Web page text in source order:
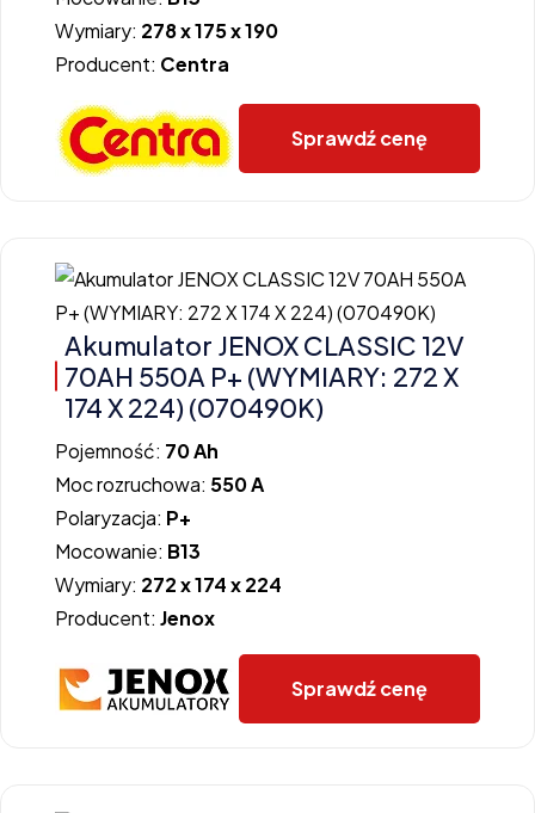
Wymiary: 278 x 175 x 190
Producent: Centra
Sprawdź cenę
Akumulator JENOX CLASSIC 12V
70AH 550A P+ (WYMIARY: 272 X
174 X 224) (070490K)
Pojemność: 70 Ah
Moc rozruchowa: 550 A
Polaryzacja: P+
Mocowanie: B13
Wymiary: 272 x 174 x 224
Producent: Jenox
Sprawdź cenę